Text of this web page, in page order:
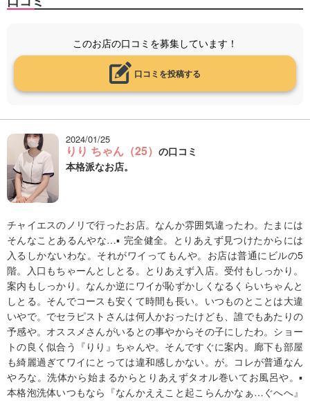
このお店の口コミを募集しています！
口コミを投稿する
2024/01/25
りり ちゃん（25） の口コミ
本格派なお店。
チャイエスのノリで行ったお店。なんか雰囲気違ったわ。たまには
そんなことあるんやな…▪️ 完全健全。とりあえず見つけたからには
入るしかないわな。それがワイってもんや。お店は普通にビルの5
階。入口もちゃーんとしとる。とりあえず入店。受付もしっかり。
案内もしっかり。なんか逆にワイが恥ずかしくなるくらいちゃんと
しとる。そんでコースも安くて時間も長い。いつものとことは大違
いやで。でセラピストさんは何人かおったけども、誰でもあたりの
予感や。オススメさんがいるとの事やからその子にしたわ。ショー
トの良く似合う『りり』ちゃんや。そんですぐに案内。廊下も部屋
も綺麗過ぎてワイにとっては違和感しかない。が。コレが普通なん
やろな。洗体から始まるからとりあえずタオル巻いてお風呂や。▪️
本格泡洗体いつもなら『なんかええこと起こらんかなぁ…ぐへへ』